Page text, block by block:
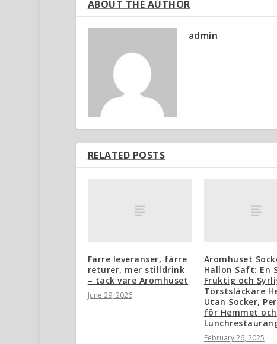
ABOUT THE AUTHOR
admin
RELATED POSTS
Färre leveranser, färre
returer, mer stilldrink
– tack vare Aromhuset
June 29, 2026
Aromhuset
Hallon Saft: En
Fruktig och
Törstsläckare
Utan Socker,
för Hemmet och
February 26, 2025